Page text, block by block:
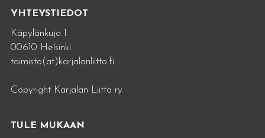
YHTEYSTIEDOT
Käpylänkuja 1
00610 Helsinki
toimisto(at)karjalanliitto.fi
Copyright Karjalan Liitto ry
TULE MUKAAN